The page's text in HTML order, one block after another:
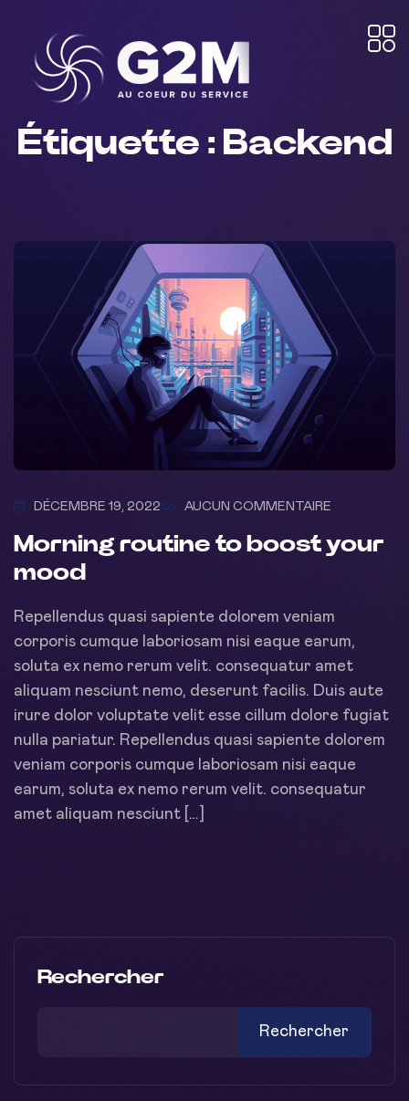
Étiquette : Backend
DÉCEMBRE 19, 2022 AUCUN COMMENTAIRE
Morning routine to boost your
mood
Repellendus quasi sapiente dolorem veniam
corporis cumque laboriosam nisi eaque earum,
soluta ex nemo rerum velit. consequatur amet
aliquam nesciunt nemo, deserunt facilis. Duis aute
irure dolor voluptate velit esse cillum dolore fugiat
nulla pariatur. Repellendus quasi sapiente dolorem
veniam corporis cumque laboriosam nisi eaque
earum, soluta ex nemo rerum velit. consequatur
amet aliquam nesciunt […]
Rechercher
Rechercher